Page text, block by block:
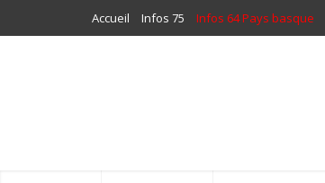
Accueil Infos 75 Infos 64 Pays basque